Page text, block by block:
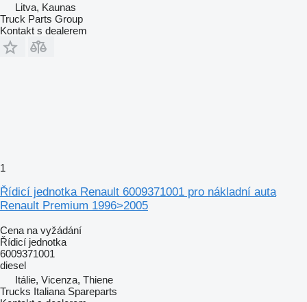
Litva, Kaunas
Truck Parts Group
Kontakt s dealerem
1
Řídicí jednotka Renault 6009371001 pro nákladní auta
Renault Premium 1996>2005
Cena na vyžádání
Řídicí jednotka
6009371001
diesel
Itálie, Vicenza, Thiene
Trucks Italiana Spareparts